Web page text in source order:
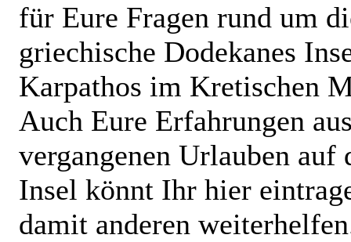
für Eure Fragen rund um
griechische Dodekanes
Karpathos im Kretischen
Auch Eure Erfahrungen
vergangenen Urlauben auf
Insel könnt Ihr hier
damit anderen